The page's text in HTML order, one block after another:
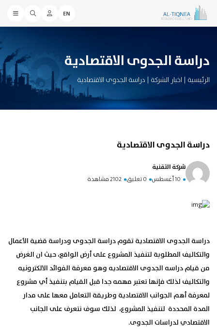
EN
دراسة الجدوى الاقتصادية
الرئيسية | اخبار الشركة | دراسة الجدوى الاقتصادية
دراسة الجدوى الاقتصادية
شركة التقنية
10 أغسطس 0 تعليق 2102 مشاهدة
دراسة الجدوى الاقتصاديةتقوم دراسة الجدوى ودراسة قضية الأعمال
والتكاليف المطلوبة لتنفيذ المشروع على أرض الواقع، حيث ان الغرض
من قيام دراسه الجدوى الاقتصاديه وهو معرفة الفوائد الالكترونيه
والتكاليف لذلك فإنها تعتبر مهمه جدا قبل القيام بتنفيذ أي مشروع
لمعرفة أهم الجوانب الاقتصادية وطريقة التعامل معها على مدار
المدة المحددة لتنفيذ المشروع، لذلك سوف نتعرف على الجانب
الاقتصادي لدراسات الجدوى.